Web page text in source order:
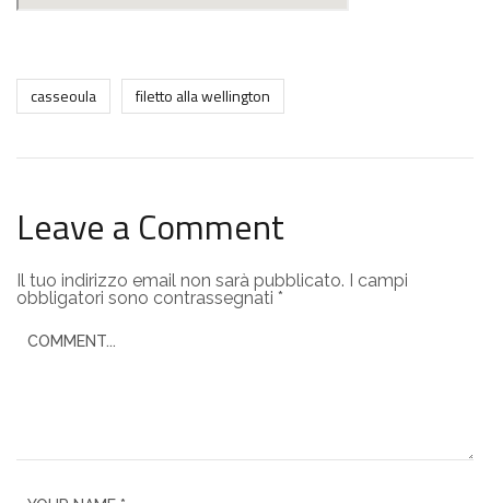
casseoula filetto alla wellington
Leave a Comment
Il tuo indirizzo email non sarà pubblicato. I campi
obbligatori sono contrassegnati *